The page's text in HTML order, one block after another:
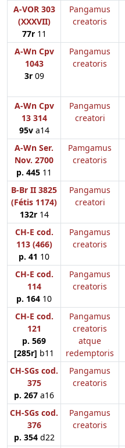
A-VOR 303
(XXXVII)
77r11
Pangamus
creatoris
A-Wn Cpv
1043
3r09
Pangamus
creatoris
A-Wn Cpv
13 314
95va14
Pangamus
creatori
A-Wn Ser.
Nov. 2700
p. 445 11
Pamgamus
creatoris
B-Br II 3825
(Fétis 1174)
132r14
Pangamus
creatori
CH-E cod.
113 (466)
p. 41 10
Pangamus
creatoris
CH-E cod.
114
p. 164 10
Pangamus
creatoris
CH-E cod.
121
p. 569
[285r] b11
Pangamus
creatoris
atque
redemptoris
CH-SGs cod.
375
p. 267 a16
Pangamus
creatoris
CH-SGs cod.
376
p. 354d22
Pangamus
creatoris